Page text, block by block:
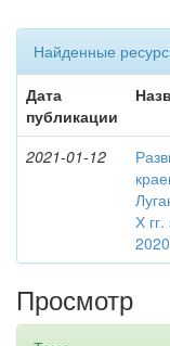
Найденные
Дата
публикации
2021-01-12
Х
Просмотр